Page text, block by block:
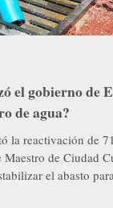
el gobierno de
de agua?
la reactivación de
de Ciudad
el abasto